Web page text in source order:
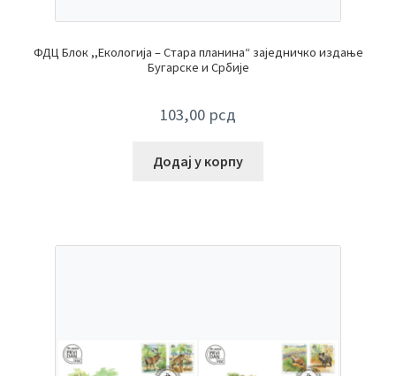
ФДЦ Блок ,,Екологија – Стара планина“ заједничко издање
Бугарске и Србије
103,00 рсд
Додај у корпу